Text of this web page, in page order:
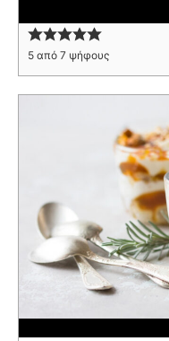
5 από 7 ψήφους